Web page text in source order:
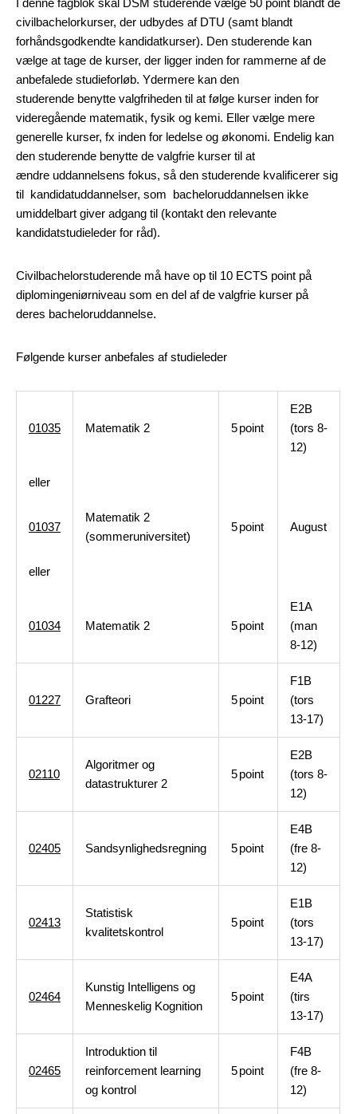
I denne fagblok skal DSM studerende vælge 50 point blandt de
civilbachelorkurser, der udbydes af DTU (samt blandt
forhåndsgodkendte kandidatkurser). Den studerende kan
vælge at tage de kurser, der ligger inden for rammerne af de
anbefalede studieforløb. Ydermere kan den
studerende benytte valgfriheden til at følge kurser inden for
videregående matematik, fysik og kemi. Eller vælge mere
generelle kurser, fx inden for ledelse og økonomi. Endelig kan
den studerende benytte de valgfrie kurser til at
ændre uddannelsens fokus, så den studerende kvalificerer sig
til kandidatuddannelser, som bacheloruddannelsen ikke
umiddelbart giver adgang til (kontakt den relevante
kandidatstudieleder for råd).
Civilbachelorstuderende må have op til 10 ECTS point på
diplomingeniørniveau som en del af de valgfrie kurser på
deres bacheloruddannelse.
Følgende kurser anbefales af studieleder
01035 Matematik 2 5point
E2B
(tors 8-
12)
eller
01037
Matematik 2
(sommeruniversitet)
5point August
eller
01034 Matematik 2 5point
E1A
(man
8-12)
01227 Grafteori 5point
F1B
(tors
13-17)
02110
Algoritmer og
datastrukturer 2
5point
E2B
(tors 8-
12)
02405 Sandsynlighedsregning 5point
E4B
(fre 8-
12)
02413
Statistisk
kvalitetskontrol
5point
E1B
(tors
13-17)
02464
Kunstig Intelligens og
Menneskelig Kognition
5point
E4A
(tirs
13-17)
02465
Introduktion til
reinforcement learning
og kontrol
5point
F4B
(fre 8-
12)